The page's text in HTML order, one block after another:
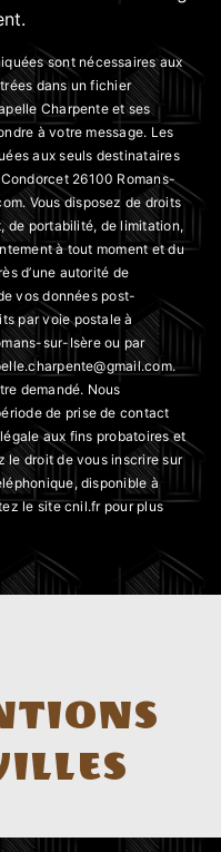
sont nécessaires aux
dans un fichier
Charpente et ses
à votre message. Les
aux seuls destinataires
26100 Romans-
Vous disposez de droits
de portabilité, de limitation,
à tout moment et du
d’une autorité de
vos données post-
par voie postale à
sur-Isère ou par
demandé. Nous
de prise de contact
aux fins probatoires et
le droit de vous inscrire sur
disponible à
le site cnil.fr pour plus